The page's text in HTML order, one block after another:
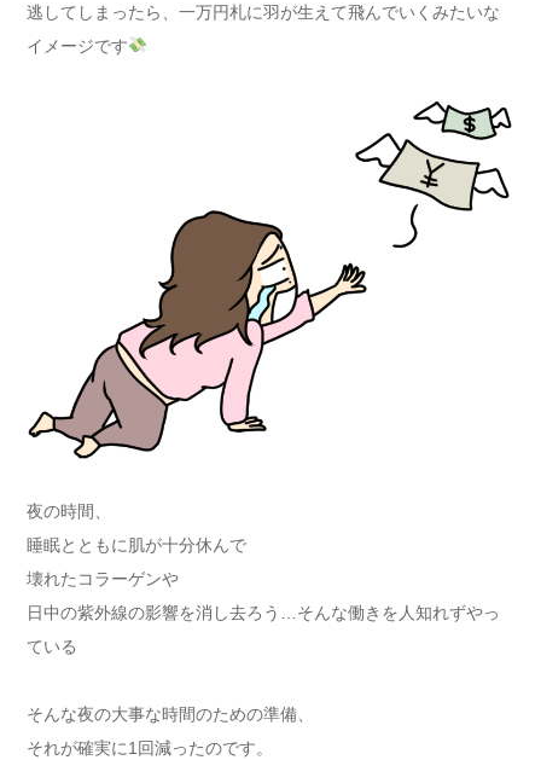
逃してしまったら、一万円札に羽が生えて飛んでいくみたいな
イメージです
夜の時間、
睡眠とともに肌が十分休んで
壊れたコラーゲンや
日中の紫外線の影響を消し去ろう…そんな働きを人知れずやっ
ている
そんな夜の大事な時間のための準備、
それが確実に1回減ったのです。